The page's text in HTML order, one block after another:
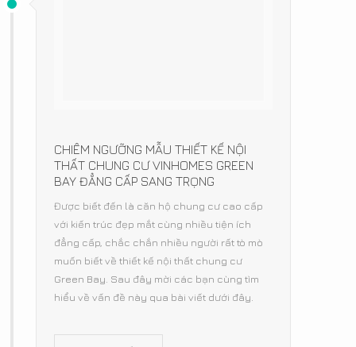
CHIÊM NGƯỠNG MẪU THIẾT KẾ NỘI
THẤT CHUNG CƯ VINHOMES GREEN
BAY ĐẲNG CẤP SANG TRỌNG
Được biết đến là căn hộ chung cư cao cấp
với kiến trúc đẹp mắt cùng nhiều tiện ích
đẳng cấp, chắc chắn nhiều người rất tò mò
muốn biết về thiết kế nội thất chung cư
Green Bay. Sau đây mời các bạn cùng tìm
hiểu về vấn đề này qua bài viết dưới đây.